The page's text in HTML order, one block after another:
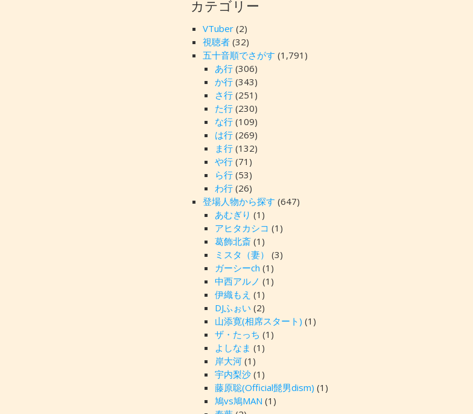
カテゴリー
VTuber (2)
視聴者 (32)
五十音順でさがす (1,791)
あ行 (306)
か行 (343)
さ行 (251)
た行 (230)
な行 (109)
は行 (269)
ま行 (132)
や行 (71)
ら行 (53)
わ行 (26)
登場人物から探す (647)
あむぎり (1)
アヒタカシコ (1)
葛飾北斎 (1)
ミスタ（妻）
(3)
ガーシーch (1)
中西アルノ (1)
伊織もえ (1)
DJふぉい (2)
山添寛(相席スタート) (1)
ザ・たっち (1)
よしなま (1)
岸大河 (1)
宇内梨沙 (1)
藤原聡(Official髭男dism) (1)
鳩vs鳩MAN (1)